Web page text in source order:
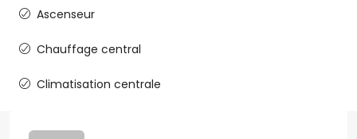
Ascenseur
Chauffage central
Climatisation centrale